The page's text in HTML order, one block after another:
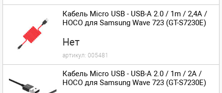
Кабель Micro USB - USB-A 2.0 / 1m / 2,4A /
HOCO для Samsung Wave 723 (GT-S7230E)
Нет
артикул: 005481
Кабель Micro USB - USB-A 2.0 / 1m / 2A /
HOCO для Samsung Wave 723 (GT-S7230E)